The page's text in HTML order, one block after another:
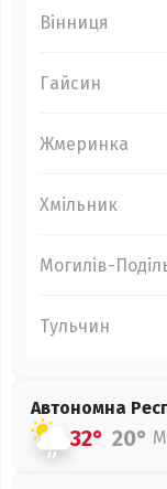
Вінниця
Гайсин
Жмеринка
Хмільник
Могилів-
Тульчин
Автономна
32° 20°